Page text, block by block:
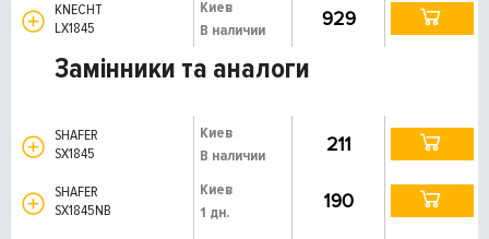
KNECHT
LX1845
Киев
В наличии
929
Замінники та аналоги
SHAFER
SX1845
Киев
В наличии
211
SHAFER
SX1845NB
Киев
1 дн.
190